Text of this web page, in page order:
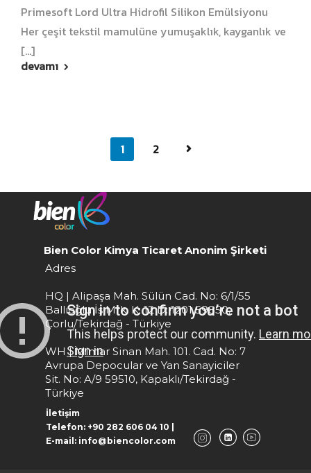
Primesoft Lord Ultra Hidrofil Silikon Emülsiyonu
Her çeşit tekstil mamulüne yumuşaklık, kayganlık ve
[...]
devamı
1 2
Bien Color Kimya Ticaret Anonim Şirketi
Adres
HQ | Alipaşa Mah. Sülün Cad. No: 6/1/55
Ballıoğlu İş Mrk. K: 12 D: 1201 59850,
Çorlu/Tekirdağ - Türkiye
WH | Mimar Sinan Mah. 101. Cad. No: 7
Avrupa Depocular ve Yan Sanayiciler
Sit. No: A/9 59510, Kapaklı/Tekirdağ -
Türkiye
İletişim
Telefon: +90 282 606 04 10 |
E-mail: info@biencolor.com